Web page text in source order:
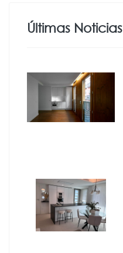
Últimas Noticias